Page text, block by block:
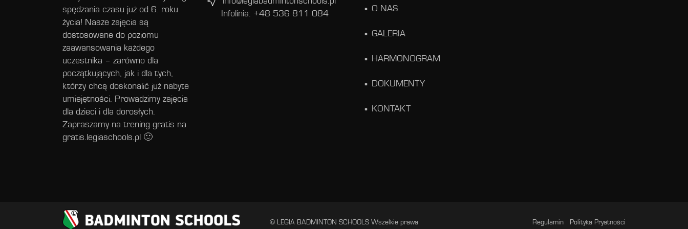
spędzania czasu już od 6. roku
życia! Nasze zajęcia są
dostosowane do poziomu
zaawansowania każdego
uczestnika – zarówno dla
początkujących, jak i dla tych,
którzy chcą doskonalić już nabyte
umiejętności. Prowadzimy zajęcia
dla dzieci i dla dorosłych.
Zapraszamy na trening gratis na
gratis.legiaschools.pl 🙂
Infolinia: +48 536 811 084
O NAS
GALERIA
HARMONOGRAM
DOKUMENTY
KONTAKT
© LEGIA BADMINTON SCHOOLS Wszelkie prawa Regulamin Polityka Pryatności